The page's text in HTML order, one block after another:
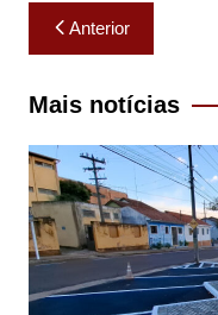
Navegação
de
Post
Anterior
Mais notícias